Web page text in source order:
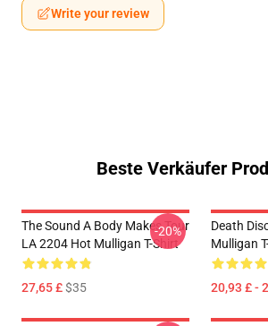
Write your review
Beste Verkäufer
The Sound A Body Makes Tour
LA 2204 Hot Mulligan T-Shirt
27,65 £$35
-20%
Death
Mulligan
20,93 £ -